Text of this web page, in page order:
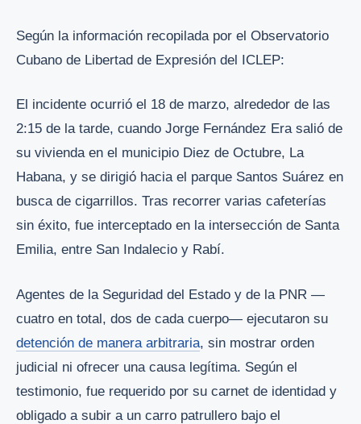
Según la información recopilada por el Observatorio
Cubano de Libertad de Expresión del ICLEP:
El incidente ocurrió el 18 de marzo, alrededor de las
2:15 de la tarde, cuando Jorge Fernández Era salió de
su vivienda en el municipio Diez de Octubre, La
Habana, y se dirigió hacia el parque Santos Suárez en
busca de cigarrillos. Tras recorrer varias cafeterías
sin éxito, fue interceptado en la intersección de Santa
Emilia, entre San Indalecio y Rabí.
Agentes de la Seguridad del Estado y de la PNR —
cuatro en total, dos de cada cuerpo— ejecutaron su
detención de manera arbitraria, sin mostrar orden
judicial ni ofrecer una causa legítima. Según el
testimonio, fue requerido por su carnet de identidad y
obligado a subir a un carro patrullero bajo el